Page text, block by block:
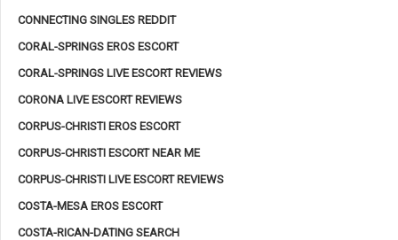
CONNECTING SINGLES REDDIT
CORAL-SPRINGS EROS ESCORT
CORAL-SPRINGS LIVE ESCORT REVIEWS
CORONA LIVE ESCORT REVIEWS
CORPUS-CHRISTI EROS ESCORT
CORPUS-CHRISTI ESCORT NEAR ME
CORPUS-CHRISTI LIVE ESCORT REVIEWS
COSTA-MESA EROS ESCORT
COSTA-RICAN-DATING SEARCH